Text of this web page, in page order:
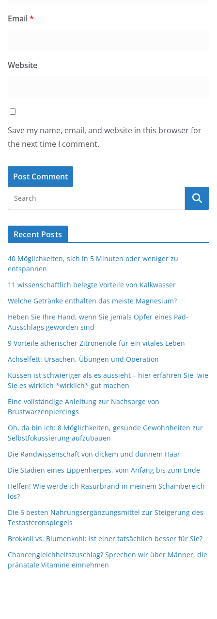
Email*
Website
Save my name, email, and website in this browser for
the next time I comment.
Recent Posts
40 Möglichkeiten, sich in 5 Minuten oder weniger zu
entspannen
11 wissenschaftlich belegte Vorteile von Kalkwasser
Welche Getränke enthalten das meiste Magnesium?
Heben Sie Ihre Hand, wenn Sie jemals Opfer eines Pad-
Ausschlags geworden sind
9 Vorteile ätherischer Zitronenöle für ein vitales Leben
Achselfett: Ursachen, Übungen und Operation
Küssen ist schwieriger als es aussieht – hier erfahren Sie, wie
Sie es wirklich *wirklich* gut machen
Eine vollständige Anleitung zur Nachsorge von
Brustwarzenpiercings
Oh, da bin ich: 8 Möglichkeiten, gesunde Gewohnheiten zur
Selbstfokussierung aufzubauen
Die Randwissenschaft von dickem und dünnem Haar
Die Stadien eines Lippenherpes, vom Anfang bis zum Ende
Helfen! Wie werde ich Rasurbrand in meinem Schambereich
los?
Die 6 besten Nahrungsergänzungsmittel zur Steigerung des
Testosteronspiegels
Brokkoli vs. Blumenkohl: Ist einer tatsächlich besser für Sie?
Chancengleichheitszuschlag? Sprechen wir über Männer, die
pränatale Vitamine einnehmen